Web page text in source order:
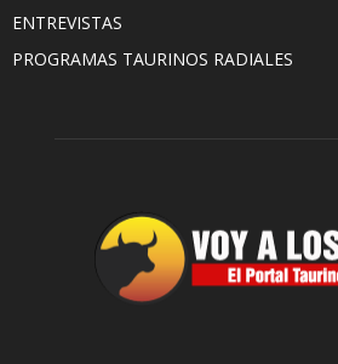
ENTREVISTAS
PROGRAMAS TAURINOS RADIALES